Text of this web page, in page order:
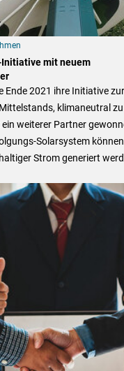
mit neuem
Ende 2021 ihre Initiative zur
klimaneutral
weiterer Partner
Solarsystem
Strom generiert